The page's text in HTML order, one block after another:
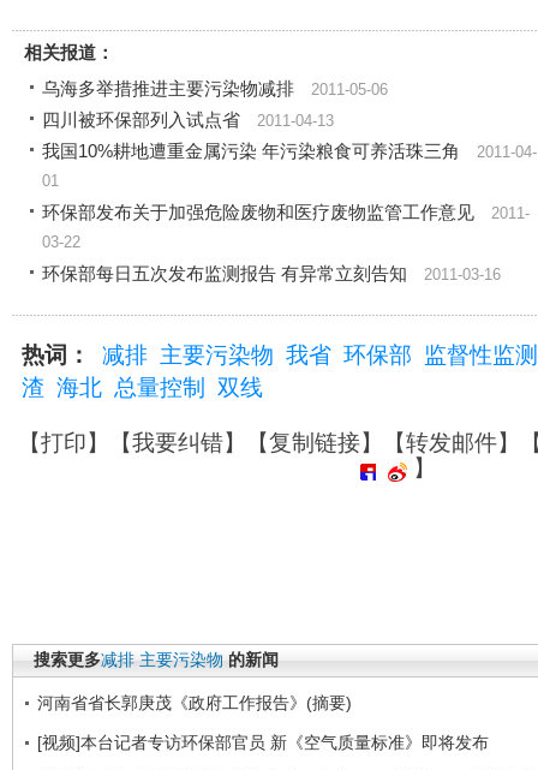
相关报道：
乌海多举措推进主要污染物减排
2011-05-06
四川被环保部列入试点省 2011-04-13
我国10%耕地遭重金属污染 年污染粮食可养活珠三角 2011-04-
01
环保部发布关于加强危险废物和医疗废物监管工作意见
2011-
03-22
环保部每日五次发布监测报告 有异常立刻告知
2011-03-16
热词： 减排 主要污染物 我省 环保部
监督性监测
渣 海北 总量控制 双线
【打印】【我要纠错】【复制链接】【转发邮件】
】
搜索更多减排 主要污染物 的新闻
河南省省长郭庚茂《政府工作报告》(摘要)
[视频]本台记者专访环保部官员 新《空气质量标准》即将发布